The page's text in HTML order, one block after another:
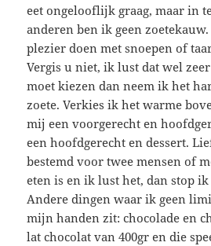
eet ongelooflijk graag, maar in
anderen ben ik geen
plezier doen met snoepen of
Vergis u niet, ik lust dat wel
moet kiezen dan neem ik het
zoete. Verkies ik het warme
mij een voorgerecht en
een hoofdgerecht en dessert.
bestemd voor twee mensen of
eten is en ik lust het, dan stop
Andere dingen waar ik geen
mijn handen zit: chocolade en
lat chocolat van 400gr en die